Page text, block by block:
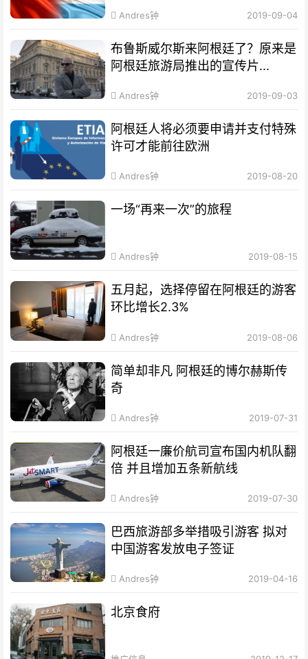
Andres钟 2019-09-04
布鲁斯威尔斯来阿根廷了？原来是
阿根廷旅游局推出的宣传片...
Andres钟 2019-09-03
阿根廷人将必须要申请并支付特殊
许可才能前往欧洲
Andres钟 2019-08-20
一场“再来一次”的旅程
Andres钟 2019-08-15
五月起，选择停留在阿根廷的游客
环比增长2.3%
Andres钟 2019-08-06
简单却非凡 阿根廷的博尔赫斯传
奇
Andres钟 2019-07-31
阿根廷一廉价航司宣布国内机队翻
倍 并且增加五条新航线
Andres钟 2019-07-30
巴西旅游部多举措吸引游客 拟对
中国游客发放电子签证
Andres钟 2019-04-16
北京食府